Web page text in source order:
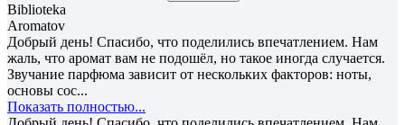
Biblioteka
Aromatov
Добрый день! Спасибо, что поделились впечатлением. Нам
жаль, что аромат вам не подошёл, но такое иногда случается.
Звучание парфюма зависит от нескольких факторов: ноты,
основы сос...
Показать полностью...